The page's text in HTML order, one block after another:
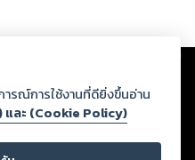
ต์และปรากฏว่าละเมิดสิทธิใน
ฎหมายและศีลธรรม ดังนั้น ผู้อ่าน
ด้วยตนเอง และหากท่านพบว่าส่วน
แจ้งมายังบริษัท เพื่อทีมงานจะได้
งวนลิขสิทธิ์ตามพระราชบัญญัติ
ารณ์การใช้งานที่ดียิ่งขึ้นอ่าน
ละ (Cookie Policy)